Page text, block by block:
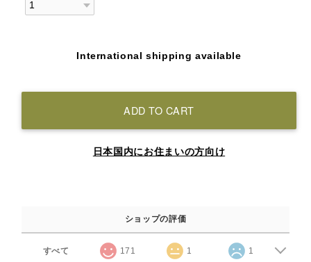
International shipping available
ADD TO CART
日本国内にお住まいの方向け
ショップの評価
すべて 171 1 1